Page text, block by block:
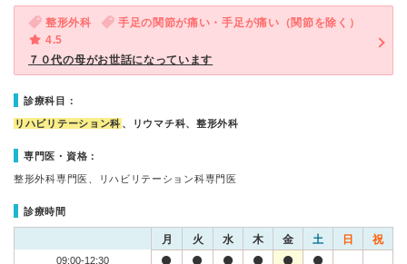
整形外科
手足の関節が痛い・手足が痛い（関節を除く）
4.5
７０代の母がお世話になっています
診療科目：
リハビリテーション科 、リウマチ科、整形外科
専門医・資格：
整形外科専門医、リハビリテーション科専門医
診療時間
月 火 水 木 金 土 日 祝
09:00-12:30